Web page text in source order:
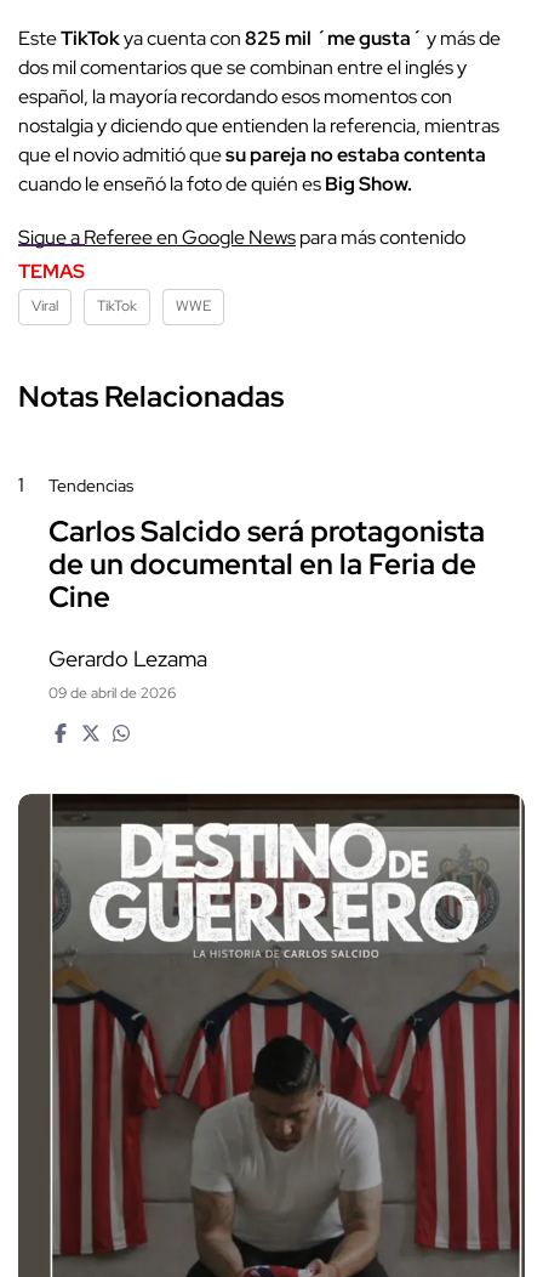
EsteTikTokya cuenta con825 mil ´me gusta´ y más de
dos mil comentarios que se combinan entre el inglés y
español, la mayoría recordando esos momentos con
nostalgia y diciendo que entienden la referencia, mientras
que el novio admitió quesu pareja no estaba contenta
cuando le enseñó la foto de quién esBig Show.
Sigue aReferee en Google Newspara más contenido
TEMAS
Viral TikTok WWE
Notas Relacionadas
1 Tendencias
Carlos Salcido será protagonista
de un documental en la Feria de
Cine
Gerardo Lezama
09 de abril de 2026